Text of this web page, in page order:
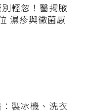
輕忽！醫揭腋
濕疹與黴菌感
製冰機、洗衣